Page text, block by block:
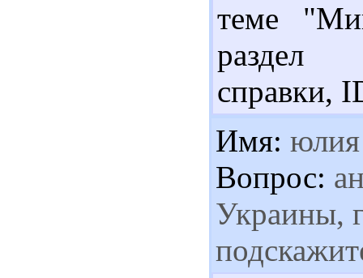
теме
раздел
справки,
Имя: юлия
Вопрос:
Украины,